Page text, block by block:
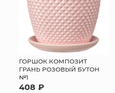
ГОРШОК КОМПОЗИТ
ГРАНЬ РОЗОВЫЙ БУТОН
№1
408 ₽